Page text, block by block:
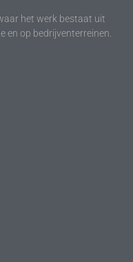
het werk bestaat uit
en op bedrijventerreinen.